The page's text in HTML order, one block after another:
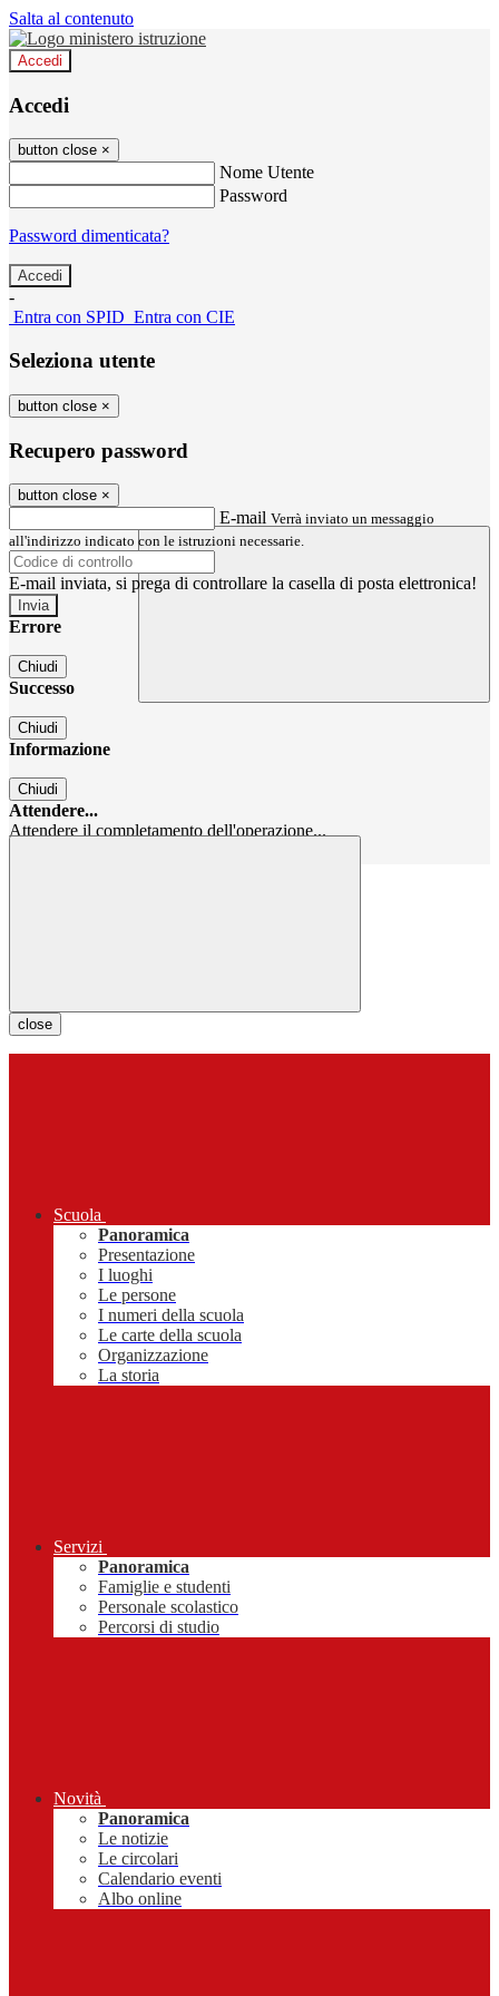
Salta al contenuto
Accedi
Accedi
button close ×
Nome Utente
Password
Password dimenticata?
-
Entra con SPID Entra con CIE
Seleziona utente
button close ×
Recupero password
button close ×
E-mail Verrà inviato un messaggio
all'indirizzo indicato con le istruzioni necessarie.
E-mail inviata, si prega di controllare la casella di posta elettronica!
Errore
Chiudi
Successo
Chiudi
Informazione
Chiudi
Attendere...
Attendere il completamento dell'operazione...
close
Scuola
Panoramica
Presentazione
I luoghi
Le persone
I numeri della scuola
Le carte della scuola
Organizzazione
La storia
Servizi
Panoramica
Famiglie e studenti
Personale scolastico
Percorsi di studio
Novità
Panoramica
Le notizie
Le circolari
Calendario eventi
Albo online